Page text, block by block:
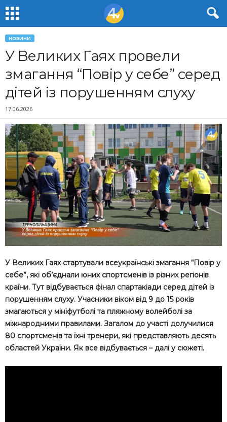
НОВИНИ
У Великих Гаях провели
змагання “Повір у себе” серед
дітей із порушенням слуху
17.06.2026
У Великих Гаях стартували всеукраїнські змагання “Повір у
себе”, які об’єднали юних спортсменів із різних регіонів
країни. Тут відбувається фінал спартакіади серед дітей із
порушенням слуху. Учасники віком від 9 до 15 років
змагаються у мініфутболі та пляжному волейболі за
міжнародними правилами. Загалом до участі долучилися
80 спортсменів та їхні тренери, які представляють десять
областей України. Як все відбувається – далі у сюжеті.